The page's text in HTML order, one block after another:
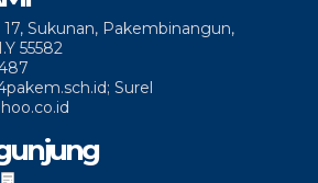
Sukunan, Pakembinangun,
55582
Surel